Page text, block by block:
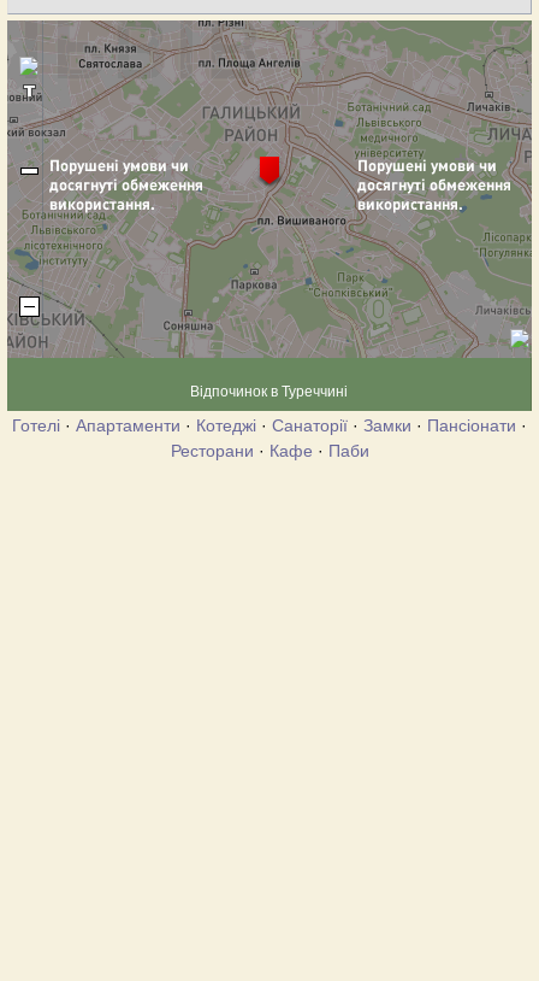
Відпочинок в Туреччині
Готелі · Апартаменти · Котеджі · Санаторії · Замки · Пансіонати ·
Ресторани · Кафе · Паби